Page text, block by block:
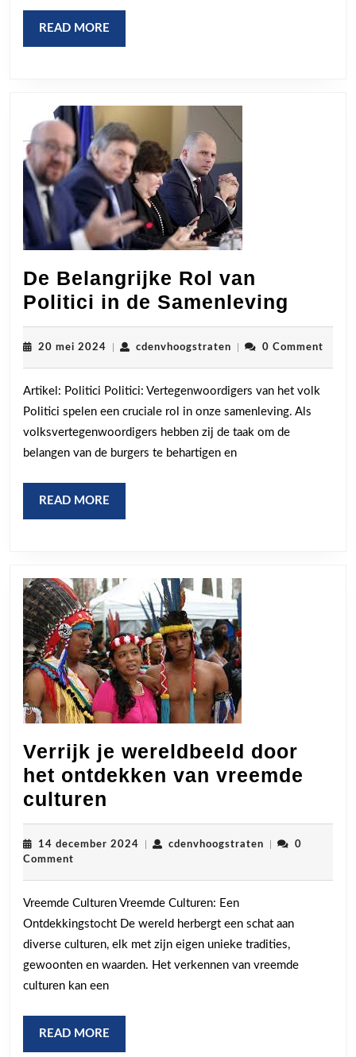
READ MORE
MORE
De Belangrijke Rol van
Politici in de Samenleving
Rol
van
in
de
20 mei 2024 20
cdenvhoogstratencdenvhoogstraten
0 Comment
Artikel: Politici Politici: Vertegenwoordigers van het volk
Politici spelen een cruciale rol in onze samenleving. Als
volksvertegenwoordigers hebben zij de taak om de
belangen van de burgers te behartigen en
READ MORE
MORE
Verrijk je wereldbeeld door
het ontdekken van vreemde
culturen
je
wereldbeeld
het
ontdekken
van
vreemde
culturen
14 december 2024 14
cdenvhoogstraten
0
Comment
Vreemde Culturen Vreemde Culturen: Een
Ontdekkingstocht De wereld herbergt een schat aan
diverse culturen, elk met zijn eigen unieke tradities,
gewoonten en waarden. Het verkennen van vreemde
culturen kan een
READ MORE
MORE